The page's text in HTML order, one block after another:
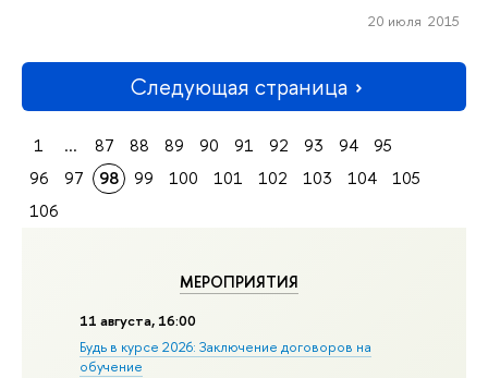
МЕРОПРИЯТИЯ
11 августа, 16:00
Будь в курсе 2026: Заключение договоров на
обучение
20 июля 2015
Следующая страница
1 ... 87 88 89 90 91 92 93 94
95
96
97 98 99 100 101 102 103 104
105
106